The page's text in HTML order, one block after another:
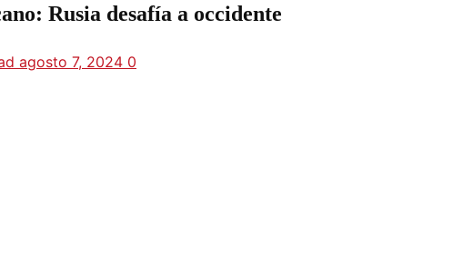
Rusia desafía a occidente
agosto 7, 2024 0